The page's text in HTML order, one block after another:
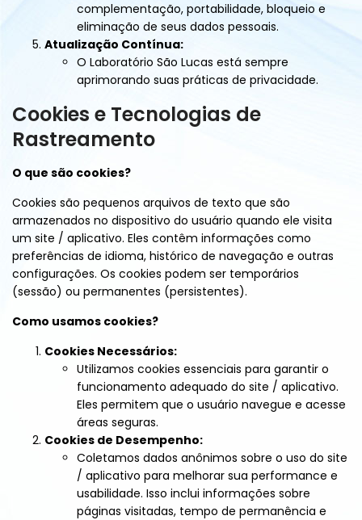
complementação, portabilidade, bloqueio e
eliminação de seus dados pessoais.
Atualização Contínua:
O Laboratório São Lucas está sempre
aprimorando suas práticas de privacidade.
Cookies e Tecnologias de
Rastreamento
O que são cookies?
Cookies são pequenos arquivos de texto que são
armazenados no dispositivo do usuário quando ele visita
um site / aplicativo. Eles contêm informações como
preferências de idioma, histórico de navegação e outras
configurações. Os cookies podem ser temporários
(sessão) ou permanentes (persistentes).
Como usamos cookies?
Cookies Necessários:
Utilizamos cookies essenciais para garantir o
funcionamento adequado do site / aplicativo.
Eles permitem que o usuário navegue e acesse
áreas seguras.
Cookies de Desempenho:
Coletamos dados anônimos sobre o uso do site
/ aplicativo para melhorar sua performance e
usabilidade. Isso inclui informações sobre
páginas visitadas, tempo de permanência e